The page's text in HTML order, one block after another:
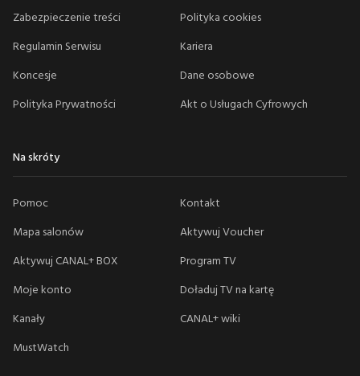
Zabezpieczenie treści
Polityka cookies
Regulamin Serwisu
Kariera
Koncesje
Dane osobowe
Polityka Prywatności
Akt o Usługach Cyfrowych
Na skróty
Pomoc
Kontakt
Mapa salonów
Aktywuj Voucher
Aktywuj CANAL+ BOX
Program TV
Moje konto
Doładuj TV na kartę
Kanały
CANAL+ wiki
MustWatch